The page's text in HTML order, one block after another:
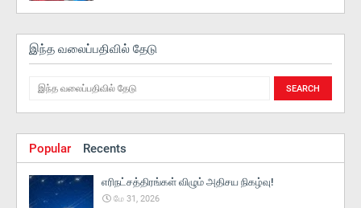
இந்த வலைப்பதிவில் தேடு
Popular Recents
எரிநட்சத்திரங்கள் விழும் அதிசய நிகழ்வு!
மே 31, 2026